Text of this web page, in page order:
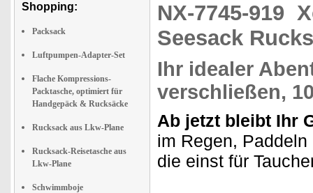
Shopping:
Packsack
Luftpumpen-Adapter-Set
Flache Kompressions-
Packtasche, optimiert für
Handgepäck & Rucksäcke
Rucksack aus Lkw-Plane
Rucksack-Reisetasche aus
Lkw-Plane
Schwimmboje
NX-7745-919
Seesack
Ihr idealer
verschließen,
Ab jetzt bleibt Ihr
im Regen,
die einst für